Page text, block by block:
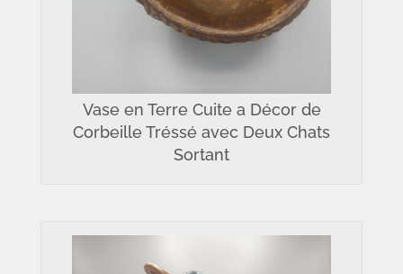
Vase en Terre Cuite a Décor de
Corbeille Tréssé avec Deux Chats
Sortant